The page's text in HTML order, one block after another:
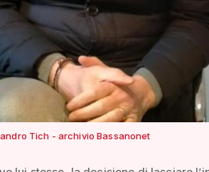
Tich - archivio Bassanonet